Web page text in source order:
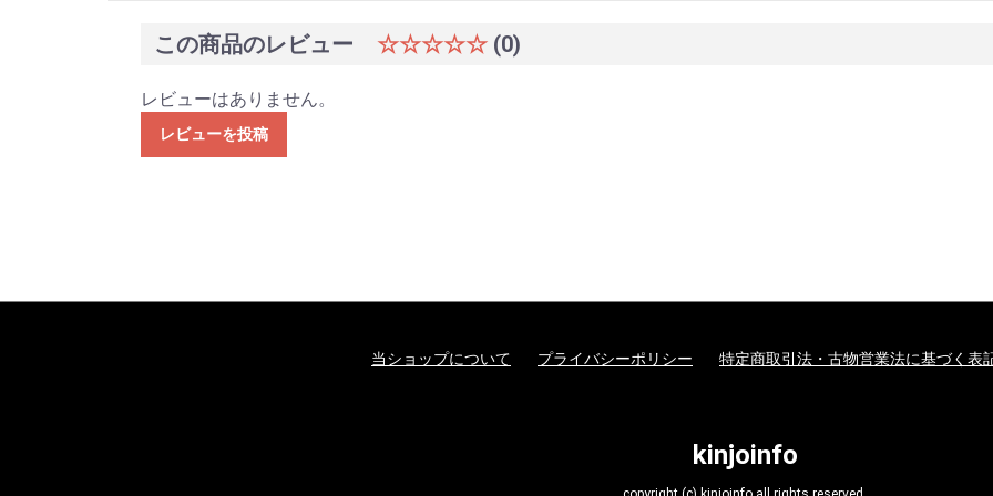
この商品のレビュー ☆☆☆☆☆ (0)
レビューはありません。
レビューを投稿
当ショップについて プライバシーポリシー 特定商取引法・古物営業法に基づく表
kinjoinfo